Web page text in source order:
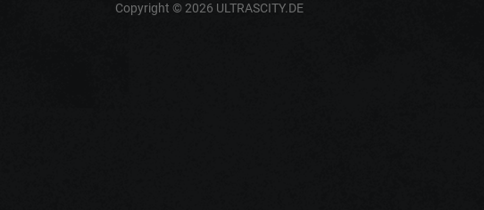
Copyright © 2026 ULTRASCITY.DE